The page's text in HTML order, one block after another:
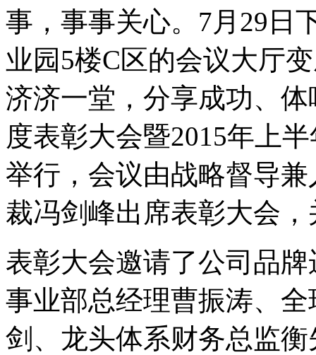
事，事事关心。7月29日
业园5楼C区的会议大厅
济济一堂，分享成功、
度表彰大会暨2015年上
举行，会议由战略督导
裁冯剑峰出席表彰大会
表彰大会邀请了公司品
事业部总经理曹振涛、
剑、龙头体系财务总监